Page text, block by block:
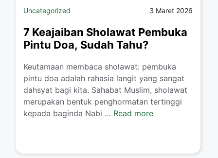
Uncategorized 3 Maret 2026
7 Keajaiban Sholawat Pembuka
Pintu Doa, Sudah Tahu?
Keutamaan membaca sholawat: pembuka
pintu doa adalah rahasia langit yang sangat
dahsyat bagi kita. Sahabat Muslim, sholawat
merupakan bentuk penghormatan tertinggi
kepada baginda Nabi … Read more